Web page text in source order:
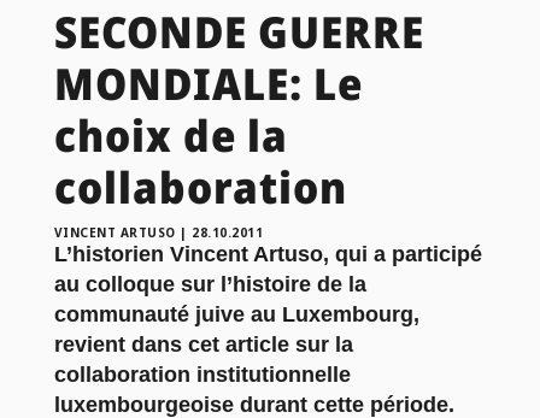
SECONDE GUERRE
MONDIALE: Le
choix de la
collaboration
VINCENT ARTUSO | 28.10.2011
L’historien Vincent Artuso, qui a participé
au colloque sur l’histoire de la
communauté juive au Luxembourg,
revient dans cet article sur la
collaboration institutionnelle
luxembourgeoise durant cette période.